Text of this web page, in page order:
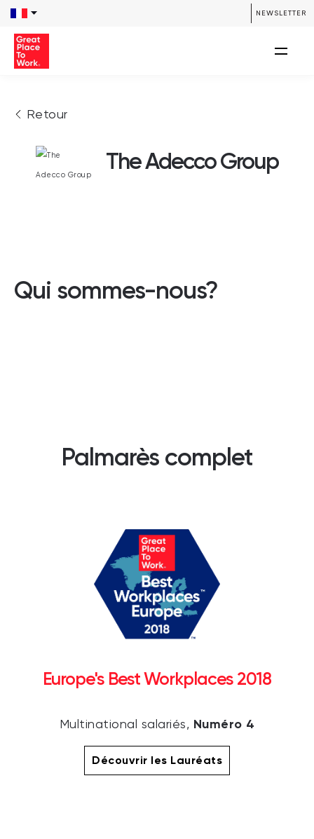
NEWSLETTER
Retour
The Adecco Group
Qui sommes-nous?
Palmarès complet
Europe's Best Workplaces 2018
Multinational salariés, Numéro 4
Découvrir les Lauréats